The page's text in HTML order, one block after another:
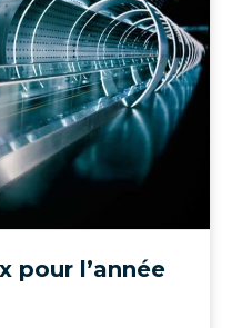
pour l’année